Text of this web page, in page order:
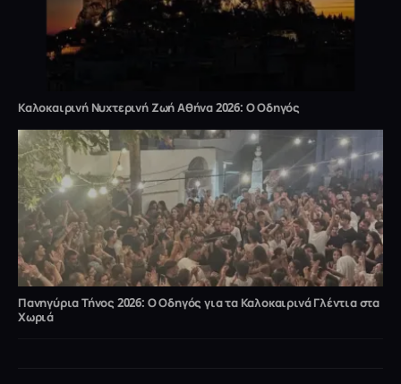
Καλοκαιρινή Νυχτερινή Ζωή Αθήνα 2026: Ο Οδηγός
Πανηγύρια Τήνος 2026: Ο Οδηγός για τα Καλοκαιρινά Γλέντια στα
Χωριά